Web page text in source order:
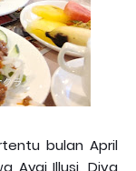
bulan April
Ayai Illusi, Diva